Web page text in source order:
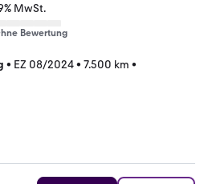
MwSt.
Bewertung
• EZ 08/2024• 7.500 km •